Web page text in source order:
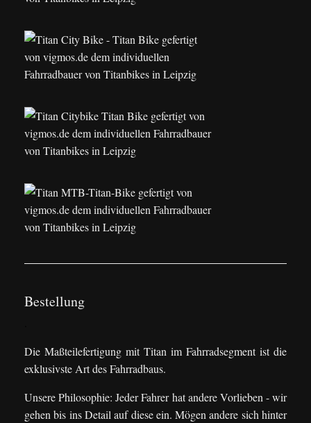
Bestellung
Die Maßteilefertigung mit Titan im Fahrradsegment ist die
exklusivste Art des Fahrradbaus.
Unsere Philosophie: Jeder Fahrer hat andere Vorlieben - wir
gehen bis ins Detail auf diese ein. Mögen andere sich hinter